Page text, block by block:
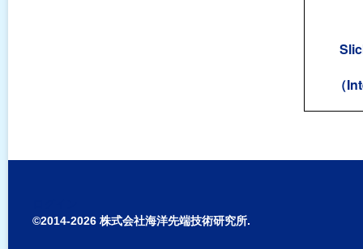
（
©2014-2026 株式会社海洋先端技術研究所.